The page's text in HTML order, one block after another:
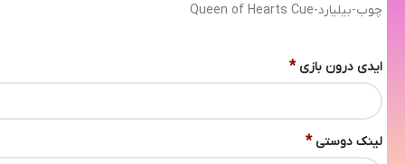
چوب-بیلیارد-Queen of Hearts Cue
ایدی درون بازی *
لینک دوستی *